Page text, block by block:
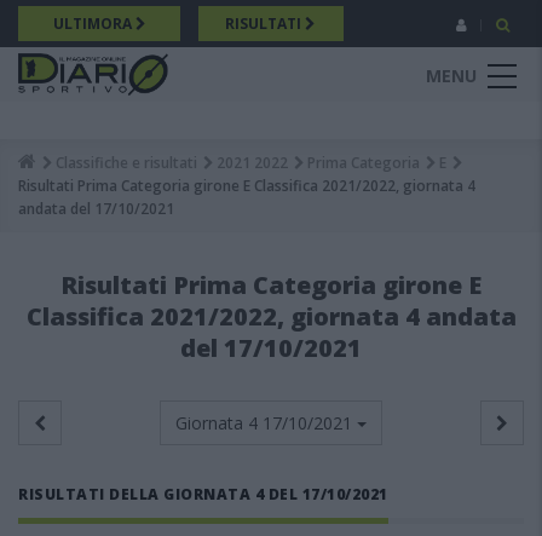
Salta
al
contenuto
principale
ULTIMORA RISULTATI
MENU
Breadcrumb
Classifiche e risultati 2021 2022 Prima Categoria
E
Risultati Prima Categoria girone E Classifica 2021/2022, giornata 4
andata del 17/10/2021
Risultati Prima Categoria girone E
Classifica 2021/2022, giornata 4 andata
del 17/10/2021
Giornata 4 17/10/2021
RISULTATI DELLA GIORNATA 4 DEL 17/10/2021